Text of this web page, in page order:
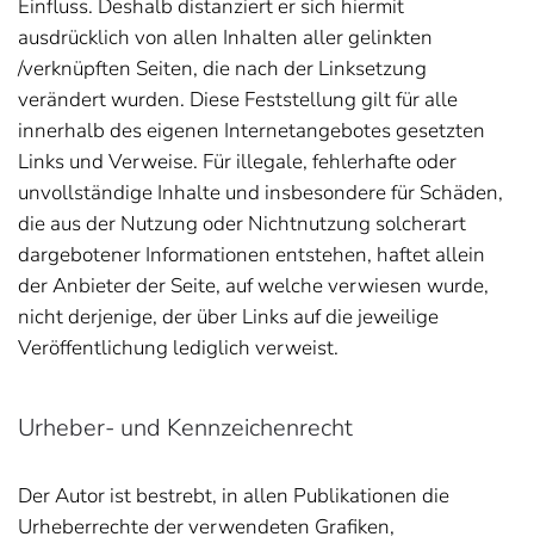
Einfluss. Deshalb distanziert er sich hiermit
ausdrücklich von allen Inhalten aller gelinkten
/verknüpften Seiten, die nach der Linksetzung
verändert wurden. Diese Feststellung gilt für alle
innerhalb des eigenen Internetangebotes gesetzten
Links und Verweise. Für illegale, fehlerhafte oder
unvollständige Inhalte und insbesondere für Schäden,
die aus der Nutzung oder Nichtnutzung solcherart
dargebotener Informationen entstehen, haftet allein
der Anbieter der Seite, auf welche verwiesen wurde,
nicht derjenige, der über Links auf die jeweilige
Veröffentlichung lediglich verweist.
Urheber- und Kennzeichenrecht
Der Autor ist bestrebt, in allen Publikationen die
Urheberrechte der verwendeten Grafiken,